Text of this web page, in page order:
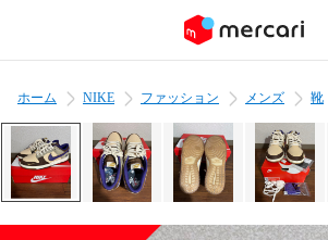
ホーム NIKE ファッション メンズ 靴